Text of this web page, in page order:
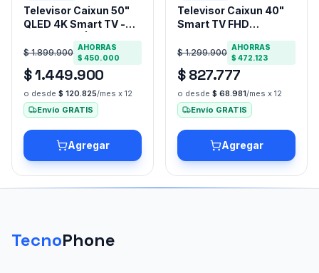
Televisor Caixun 50"
QLED 4K Smart TV -
TV & Garantía Total
$ 1.899.900 AHORRAS
$ 450.000
$ 1.449.900
o desde $ 120.825/mes x 12
Envío GRATIS
Agregar
Televisor Caixun 40"
Smart TV FHD
Mundial 2026 con Luis
$ 1.299.900 AHORRAS
$ 472.123
$ 827.777
o desde $ 68.981/mes x 12
Envío GRATIS
Agregar
TecnoPhone